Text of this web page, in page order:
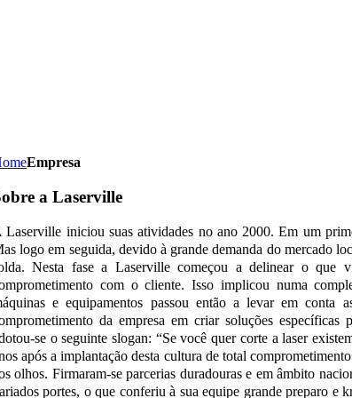
Empresa
a Laserville
Laserville iniciou suas atividades no ano 2000. Em um
logo em seguida, devido à grande demanda do mercado
Nesta fase a Laserville começou a delinear o que
com o cliente. Isso implicou numa
e equipamentos passou então a levar em conta
da empresa em criar soluções
se o seguinte slogan: “Se você quer corte a laser
após a implantação desta cultura de total
olhos. Firmaram-se parcerias duradouras e em âmbito
portes, o que conferiu à sua equipe grande preparo